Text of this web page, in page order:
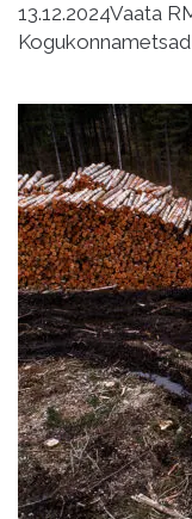
13.12.2024Vaata